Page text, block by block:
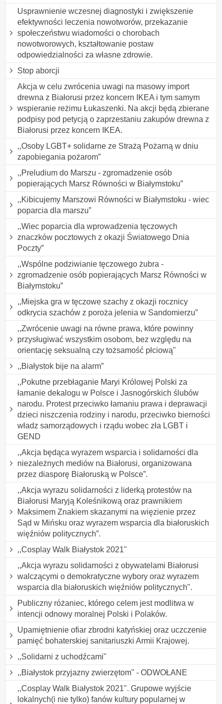
Usprawnienie wczesnej diagnostyki i zwiększenie
efektywności leczenia nowotworów, przekazanie
społeczeństwu wiadomości o chorobach
nowotworowych, kształtowanie postaw
odpowiedzialności za własne zdrowie.
Stop aborcji
Akcja w celu zwrócenia uwagi na masowy import
drewna z Białorusi przez koncern IKEA i tym samym
wspieranie reżimu Łukaszenki. Na akcji będą zbierane
podpisy pod petycją o zaprzestaniu zakupów drewna z
Białorusi przez koncern IKEA.
,,Osoby LGBT+ solidarne ze Strażą Pożarną w dniu
zapobiegania pożarom”
,,Preludium do Marszu - zgromadzenie osób
popierających Marsz Równości w Białymstoku”
,,Kibicujemy Marszowi Równości w Białymstoku - wiec
poparcia dla marszu”
,,Wiec poparcia dla wprowadzenia tęczowych
znaczków pocztowych z okazji Światowego Dnia
Poczty”
,,Wspólne podziwianie tęczowego żubra -
zgromadzenie osób popierających Marsz Równości w
Białymstoku”
,,Miejska gra w tęczowe szachy z okazji rocznicy
odkrycia szachów z poroża jelenia w Sandomierzu”
,,Zwrócenie uwagi na równe prawa, które powinny
przysługiwać wszystkim osobom, bez względu na
orientację seksualną czy tożsamość płciową"
,,Białystok bije na alarm”
,,Pokutne przebłaganie Maryi Królowej Polski za
łamanie dekalogu w Polsce i Jasnogórskich ślubów
narodu. Protest przeciwko łamaniu prawa i deprawacji
dzieci niszczenia rodziny i narodu, przeciwko bierności
władz samorządowych i rządu wobec zła LGBT i
GEND
,,Akcja będąca wyrazem wsparcia i solidarności dla
niezależnych mediów na Białorusi, organizowana
przez diasporę Białoruską w Polsce”.
,,Akcja wyrazu solidarności z liderką protestów na
Białorusi Maryją Koleśnikową oraz prawnikiem
Maksimem Znakiem skazanymi na więzienie przez
Sąd w Mińsku oraz wyrazem wsparcia dla białoruskich
więźniów politycznych”.
,,Cosplay Walk Białystok 2021"
,,Akcja wyrazu solidarności z obywatelami Białorusi
walczącymi o demokratyczne wybory oraz wyrazem
wsparcia dla białoruskich więźniów politycznych".
Publiczny różaniec, którego celem jest modlitwa w
intencji odnowy moralnej Polski i Polaków.
Upamiętnienie ofiar zbrodni katyńskiej oraz uczczenie
pamięć bohaterskiej sanitariuszki Armii Krajowej.
,,Solidarni z uchodźcami"
,,Białystok przyjazny zwierzętom" - ODWOŁANE
,,Cosplay Walk Białystok 2021". Grupowe wyjście
lokalnych(i nie tylko) fanów kultury popularnej w